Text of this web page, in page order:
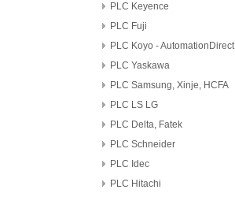
PLC Keyence
PLC Fuji
PLC Koyo - AutomationDirect
PLC Yaskawa
PLC Samsung, Xinje, HCFA
PLC LS LG
PLC Delta, Fatek
PLC Schneider
PLC Idec
PLC Hitachi